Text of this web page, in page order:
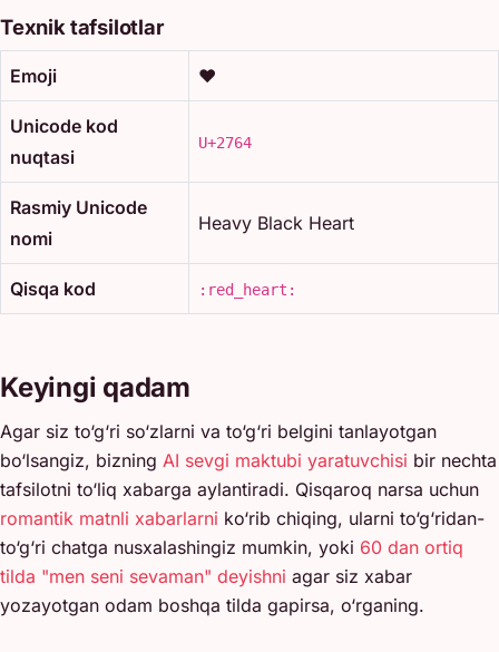
Texnik tafsilotlar
Emoji ❤️
Unicode kod
nuqtasi
U+2764
Rasmiy Unicode
nomi
Heavy Black Heart
Qisqa kod :red_heart:
Keyingi qadam
Agar siz to‘g‘ri so‘zlarni va to‘g‘ri belgini tanlayotgan
bo‘lsangiz, bizning AI sevgi maktubi yaratuvchisi bir nechta
tafsilotni to‘liq xabarga aylantiradi. Qisqaroq narsa uchun
romantik matnli xabarlarni ko‘rib chiqing, ularni to‘g‘ridan-
to‘g‘ri chatga nusxalashingiz mumkin, yoki 60 dan ortiq
tilda "men seni sevaman" deyishni agar siz xabar
yozayotgan odam boshqa tilda gapirsa, o‘rganing.